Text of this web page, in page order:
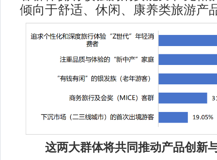
倾向于舒适、休闲、康养类旅游产
这两大群体将共同推动产品创新